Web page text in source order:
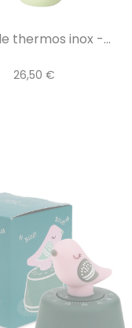
thermos inox -...
26,50 €